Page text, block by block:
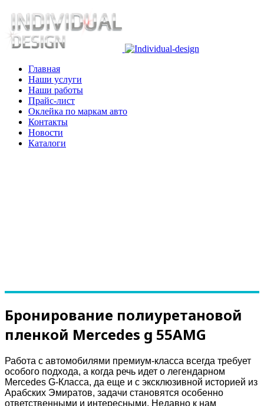
Главная
Наши услуги
Наши работы
Прайс-лист
Оклейка по маркам авто
Контакты
Новости
Каталоги
Бронирование полиуретановой
пленкой Mercedes g 55AMG
Работа с автомобилями премиум-класса всегда требует
особого подхода, а когда речь идет о легендарном
Mercedes G-Класса, да еще и с эксклюзивной историей из
Арабских Эмиратов, задачи становятся особенно
ответственными и интересными. Недавно к нам